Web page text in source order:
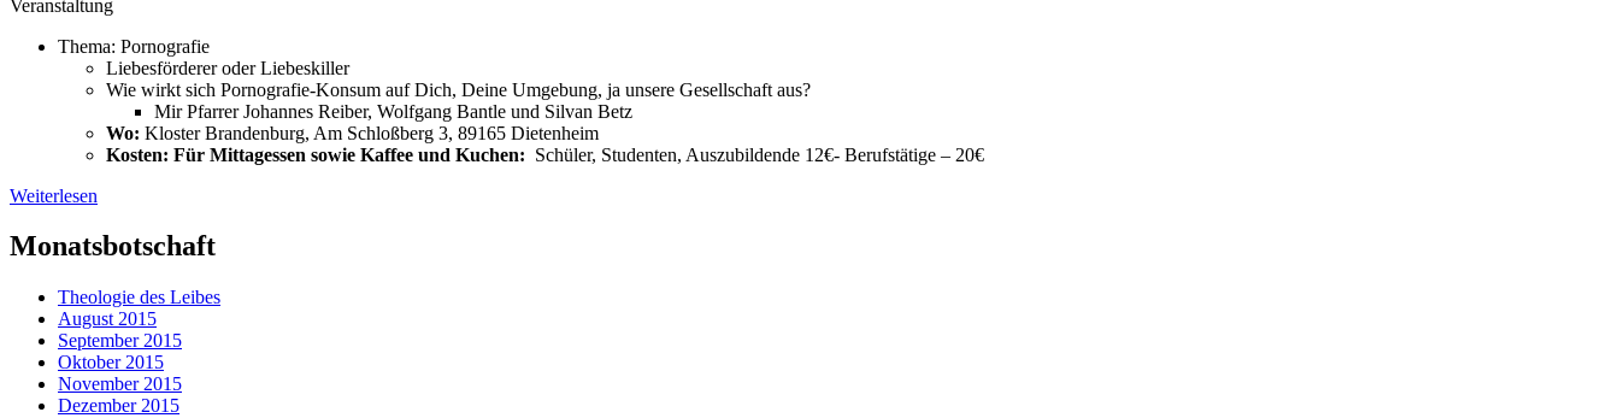
Veranstaltung
Thema: Pornografie
Liebesförderer oder Liebeskiller
Wie wirkt sich Pornografie-Konsum auf Dich, Deine Umgebung, ja unsere Gesellschaft aus?
Mir Pfarrer Johannes Reiber, Wolfgang Bantle und Silvan Betz
Wo: Kloster Brandenburg, Am Schloßberg 3, 89165 Dietenheim
Kosten: Für Mittagessen sowie Kaffee und Kuchen: Schüler, Studenten, Auszubildende 12€- Berufstätige – 20€
Weiterlesen
Monatsbotschaft
Theologie des Leibes
August 2015
September 2015
Oktober 2015
November 2015
Dezember 2015